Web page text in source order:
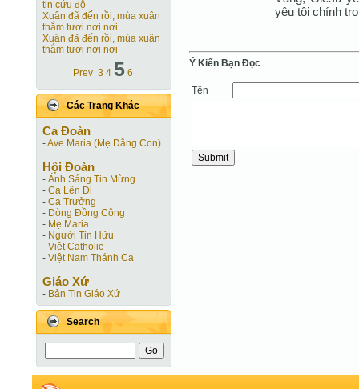
tin cứu độ
Xuân đã đến rồi, mùa xuân
thắm tươi nơi nơi
Xuân đã đến rồi, mùa xuân
thắm tươi nơi nơi
Prev 3 4 5 6
Các Trang Khác
Ca Ðoàn
-Ave Maria (Mẹ Dâng Con)
Hội Ðoàn
- Ánh Sáng Tin Mừng
- Ca Lên Đi
- Ca Trưởng
- Dòng Đồng Công
- Mẹ Maria
- Người Tin Hữu
- Việt Catholic
- Việt Nam Thánh Ca
Giáo Xứ
- Bản Tin Giáo Xứ
Search
yêu tôi chính
Ý Kiến Bạn Ðọc
Tên